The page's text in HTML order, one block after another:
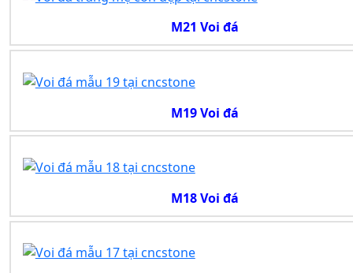
M21 Voi đá
M19 Voi đá
M18 Voi đá